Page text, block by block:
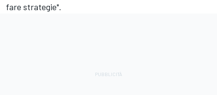
fare strategie".